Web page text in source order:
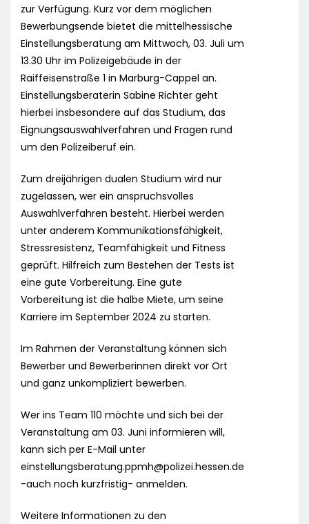
zur Verfügung. Kurz vor dem möglichen
Bewerbungsende bietet die mittelhessische
Einstellungsberatung am Mittwoch, 03. Juli um
13.30 Uhr im Polizeigebäude in der
Raiffeisenstraße 1 in Marburg-Cappel an.
Einstellungsberaterin Sabine Richter geht
hierbei insbesondere auf das Studium, das
Eignungsauswahlverfahren und Fragen rund
um den Polizeiberuf ein.
Zum dreijährigen dualen Studium wird nur
zugelassen, wer ein anspruchsvolles
Auswahlverfahren besteht. Hierbei werden
unter anderem Kommunikationsfähigkeit,
Stressresistenz, Teamfähigkeit und Fitness
geprüft. Hilfreich zum Bestehen der Tests ist
eine gute Vorbereitung. Eine gute
Vorbereitung ist die halbe Miete, um seine
Karriere im September 2024 zu starten.
Im Rahmen der Veranstaltung können sich
Bewerber und Bewerberinnen direkt vor Ort
und ganz unkompliziert bewerben.
Wer ins Team 110 möchte und sich bei der
Veranstaltung am 03. Juni informieren will,
kann sich per E-Mail unter
einstellungsberatung.ppmh@polizei.hessen.de
-auch noch kurzfristig- anmelden.
Weitere Informationen zu den